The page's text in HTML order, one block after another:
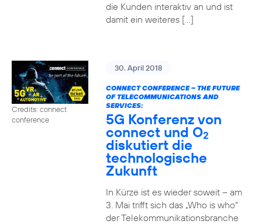
die Kunden interaktiv an und ist
damit ein weiteres […]
Credits: connect
conference
30. April 2018
CONNECT CONFERENCE – THE FUTURE
OF TELECOMMUNICATIONS AND
SERVICES:
5G Konferenz von
connect und O2
diskutiert die
technologische
Zukunft
In Kürze ist es wieder soweit – am
3. Mai trifft sich das „Who is who“
der Telekommunikationsbranche